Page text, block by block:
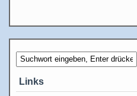
Links